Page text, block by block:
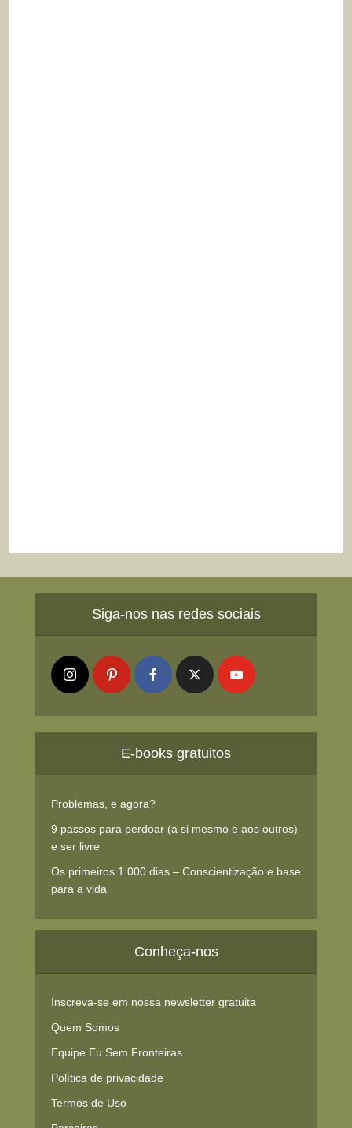
Siga-nos nas redes sociais
E-books gratuitos
Problemas, e agora?
9 passos para perdoar (a si mesmo e aos outros)
e ser livre
Os primeiros 1.000 dias – Conscientização e base
para a vida
Conheça-nos
Inscreva-se em nossa newsletter gratuita
Quem Somos
Equipe Eu Sem Fronteiras
Política de privacidade
Termos de Uso